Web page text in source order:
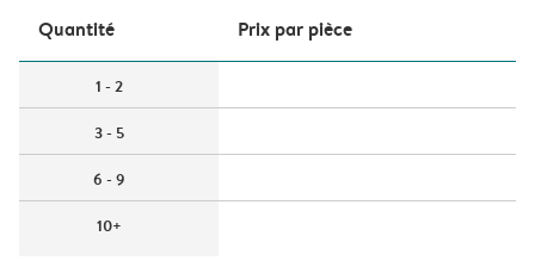
Quantité Prix ​​par pièce
1 - 2
3 - 5
6 - 9
10+